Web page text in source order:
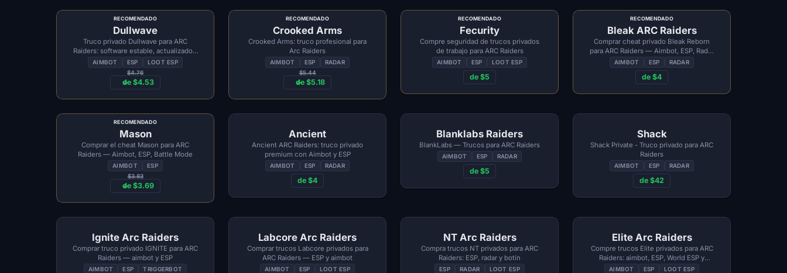
RECOMENDADO
Dullwave
Truco privado Dullwave para ARC
Raiders: software estable, actualizado y
confiable
AIMBOT ESP
LOOT ESP
$4.76
de $4.53
RECOMENDADO
Crooked Arms
Crooked Arms: truco profesional para
Arc Raiders
AIMBOT ESP
RADAR
$5.44
de $5.18
RECOMENDADO
Fecurity
Compre seguridad de trucos privados
de trabajo para ARC Raiders
AIMBOT ESP LOOT ESP
de $5
RECOMENDADO
Bleak ARC Raiders
Comprar cheat privado Bleak Reborn
para ARC Raiders — Aimbot, ESP, Radar
y Loot
AIMBOT ESP RADAR
de $4
RECOMENDADO
Mason
Comprar el cheat Mason para ARC
Raiders — Aimbot, ESP, Battle Mode
AIMBOT
ESP
$3.83
de $3.69
Ancient
Ancient ARC Raiders: truco privado
premium con Aimbot y ESP
AIMBOT ESP RADAR
de $4
Blanklabs Raiders
BlankLabs — Trucos para ARC Raiders
AIMBOT ESP RADAR
de $5
Shack
Shack Private - Truco privado para ARC
Raiders
AIMBOT ESP RADAR
de $42
Ignite Arc Raiders
Comprar truco privado IGNITE para ARC
Raiders — aimbot y ESP
AIMBOT ESP TRIGGERBOT
Labcore Arc Raiders
Comprar trucos Labcore privados para
ARC Raiders — ESP y aimbot
AIMBOT ESP LOOT ESP
NT Arc Raiders
Compra trucos NT privados para ARC
Raiders: ESP, radar y botín
ESP RADAR LOOT ESP
Elite Arc Raiders
Compre trucos Elite privados para ARC
Raiders: aimbot, ESP, World ESP y
sistema de configuración
AIMBOT ESP LOOT ESP